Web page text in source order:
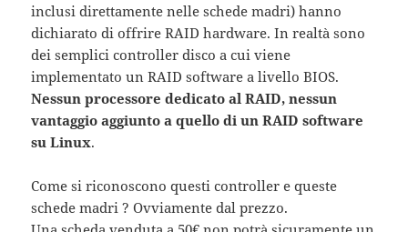
inclusi direttamente nelle schede madri) hanno
dichiarato di offrire RAID hardware. In realtà sono
dei semplici controller disco a cui viene
implementato un RAID software a livello BIOS.
Nessun processore dedicato al RAID, nessun
vantaggio aggiunto a quello di un RAID software
su Linux.
Come si riconoscono questi controller e queste
schede madri ? Ovviamente dal prezzo.